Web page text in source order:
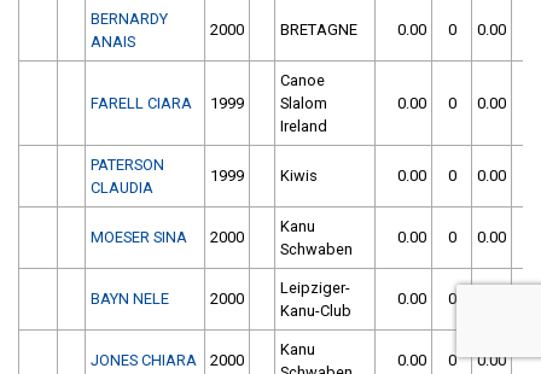
BERNARDY
ANAIS
2000 BRETAGNE 0.00 0 0.00
FARELL CIARA 1999
Canoe
Slalom
Ireland
0.00 0 0.00
PATERSON
CLAUDIA
1999 Kiwis 0.00 0 0.00
MOESER SINA 2000
Kanu
Schwaben
0.00 0 0.00
BAYN NELE 2000
Leipziger-
Kanu-Club
0.00 0
JONES CHIARA 2000
Kanu
0.00 0 0.00 0